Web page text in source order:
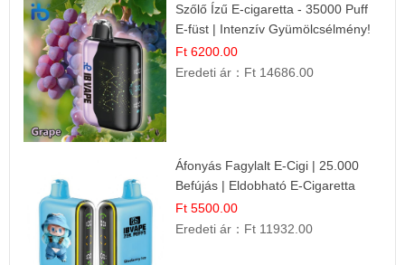
Szőlő Ízű E-cigaretta - 35000 Puff
E-füst | Intenzív Gyümölcsélmény!
Ft 6200.00
Eredeti ár： Ft 14686.00
Áfonyás Fagylalt E-Cigi | 25.000
Befújás | Eldobható E-Cigaretta
Ft 5500.00
Eredeti ár： Ft 11932.00